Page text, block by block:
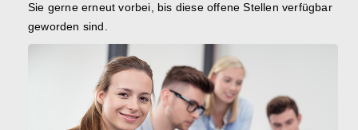
Sie gerne erneut vorbei, bis diese offene Stellen verfügbar
geworden sind.